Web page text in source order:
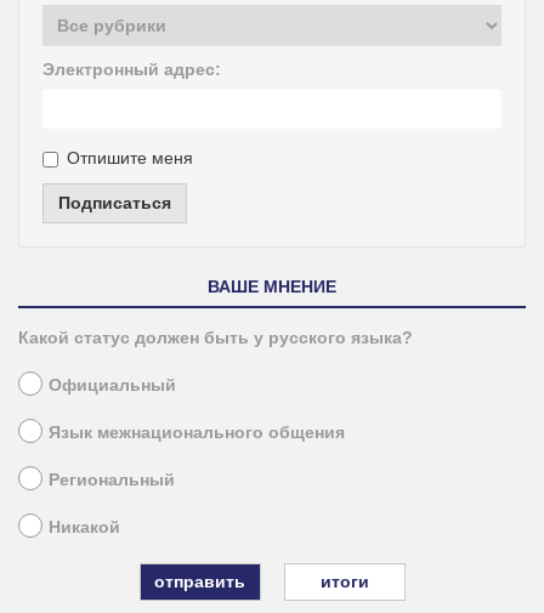
Электронный адрес:
Отпишите меня
Подписаться
ВАШЕ МНЕНИЕ
Какой статус должен быть у русского языка?
Официальный
Язык межнационального общения
Региональный
Никакой
итоги